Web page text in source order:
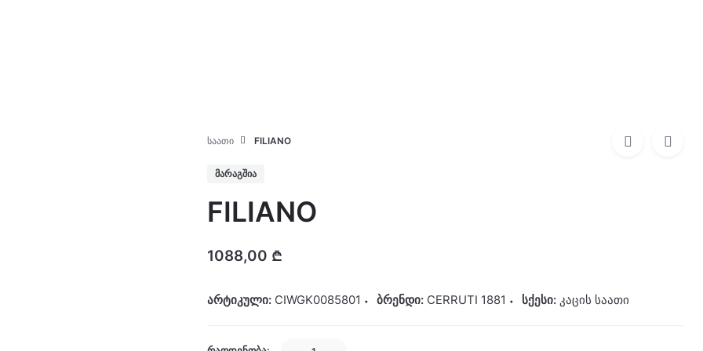
ᲡᲐᲐᲗᲘ FILIANO
ᲛᲐᲠᲐᲒᲨᲘᲐ
FILIANO
1088,00 ₾
არტიკული: CIWGK0085801 ბრენდი: CERRUTI 1881 სქესი: კაცის საათი
FILIANO